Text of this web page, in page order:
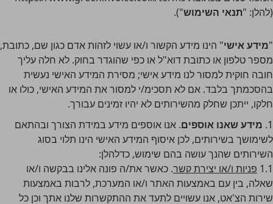
(להלן: "תנאי השימוש").
"מידע אישי" הינו מידע הקשור ו/או עשוי לזהות אדם כגון שם, כתובת,
מספר טלפון או כתובת דוא"ל או כפי שהוגדר בחוק. לא חלה עליך
חובה חוקית למסור לנו מידע אישי; מסירת המידע האישי נעשית
בהסכמתך בלבד. אם לא תסכימ/י למסור את המידע האישי, כולו או
חלקו, ייתכן שחלק מהשירותים לא יהיו זמינים עבורך.
1. מידע שאנו אוספים. אנו אוספים מידע במידת הצורך ובהתאם
לשימושך בשירותים, לכן איסוף המידע האישי הינו תלוי בסוג
השירותים שהנך עושה בהם שימוש, כדלהלן:
1.1 פניות ו/או יצירת קשר. כאשר את/ה פונה אלינו בבקשה ו/או
שאלה, בין עם באמצעות האתר ו/או המערכת, לרבות באמצעות
שירות הצ'אט, אנו עשויים לתעד את ההתקשרות שלנו אתך וכן כל